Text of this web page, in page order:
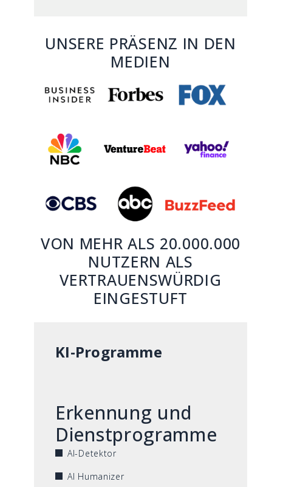
UNSERE PRÄSENZ IN DEN
MEDIEN
VON MEHR ALS 20.000.000
NUTZERN ALS
VERTRAUENSWÜRDIG
EINGESTUFT
KI-Programme
Erkennung und
Dienstprogramme
AI-Detektor
AI Humanizer